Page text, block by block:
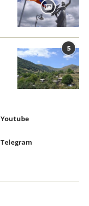
5
Youtube
Telegram